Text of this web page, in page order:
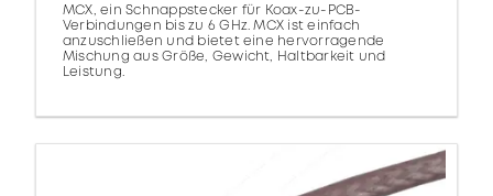
MCX, ein Schnappstecker für Koax-zu-PCB-
Verbindungen bis zu 6 GHz. MCX ist einfach
anzuschließen und bietet eine hervorragende
Mischung aus Größe, Gewicht, Haltbarkeit und
Leistung.